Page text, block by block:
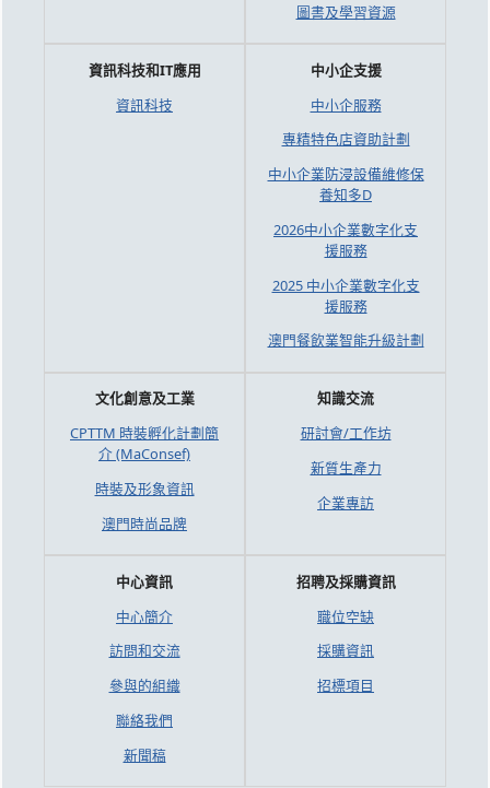
圖書及學習資源
資訊科技和IT應用
資訊科技
中小企支援
中小企服務
專精特色店資助計劃
中小企業防浸設備維修保
養知多D
2026中小企業數字化支
援服務
2025 中小企業數字化支
援服務
澳門餐飲業智能升級計劃
文化創意及工業
CPTTM 時裝孵化計劃簡
介 (MaConsef)
時裝及形象資訊
澳門時尚品牌
知識交流
研討會/工作坊
新質生產力
企業專訪
中心資訊
中心簡介
訪問和交流
參與的組織
聯絡我們
新聞稿
招聘及採購資訊
職位空缺
採購資訊
招標項目